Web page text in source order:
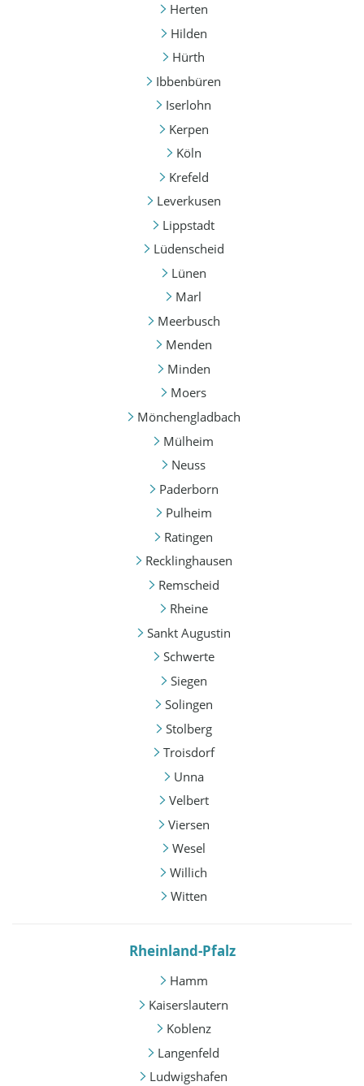
Herten
Hilden
Hürth
Ibbenbüren
Iserlohn
Kerpen
Köln
Krefeld
Leverkusen
Lippstadt
Lüdenscheid
Lünen
Marl
Meerbusch
Menden
Minden
Moers
Mönchengladbach
Mülheim
Neuss
Paderborn
Pulheim
Ratingen
Recklinghausen
Remscheid
Rheine
Sankt Augustin
Schwerte
Siegen
Solingen
Stolberg
Troisdorf
Unna
Velbert
Viersen
Wesel
Willich
Witten
Rheinland-Pfalz
Hamm
Kaiserslautern
Koblenz
Langenfeld
Ludwigshafen